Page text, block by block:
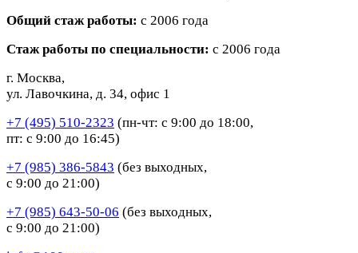
Общий стаж работы: с 2006 года
Стаж работы по специальности: с 2006 года
г. Москва,
ул. Лавочкина, д. 34, офис 1
+7 (495) 510-2323 (пн-чт: с 9:00 до 18:00,
пт: с 9:00 до 16:45)
+7 (985) 386-5843 (без выходных,
с 9:00 до 21:00)
+7 (985) 643-50-06 (без выходных,
с 9:00 до 21:00)